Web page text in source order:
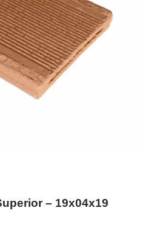
– 19x04x19